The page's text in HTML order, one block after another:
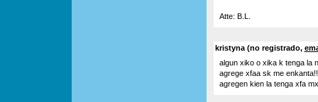
Atte: B.L.
kristyna (no registrado,
algun xiko o xika k tenga la
agrege xfaa sk me
agregen kien la tenga xfa